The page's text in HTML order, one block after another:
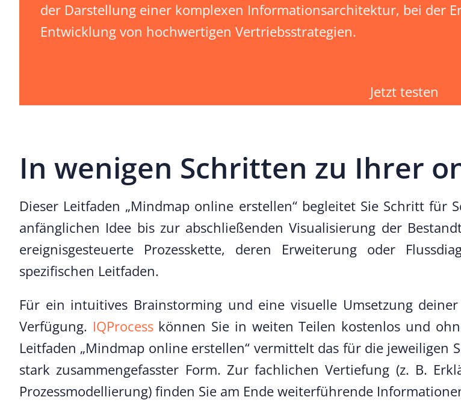
der Darstellung einer komplexen Informationsarchitektur, bei der
Entwicklung von hochwertigen Vertriebsstrategien.
Jetzt testen
In wenigen Schritten zu Ihrer
Dieser Leitfaden „Mindmap online erstellen“ begleitet Sie Schritt für
anfänglichen Idee bis zur abschließenden Visualisierung der
ereignisgesteuerte Prozesskette, deren Erweiterung oder
spezifischen Leitfaden.
Für ein intuitives Brainstorming und eine visuelle Umsetzung
Verfügung. IQProcesskönnen Sie in weiten Teilen kostenlos und
Leitfaden „Mindmap online erstellen“ vermittelt das für die
stark zusammengefasster Form. Zur fachlichen Vertiefung (z. B.
Prozessmodellierung) finden Sie am Ende weiterführende